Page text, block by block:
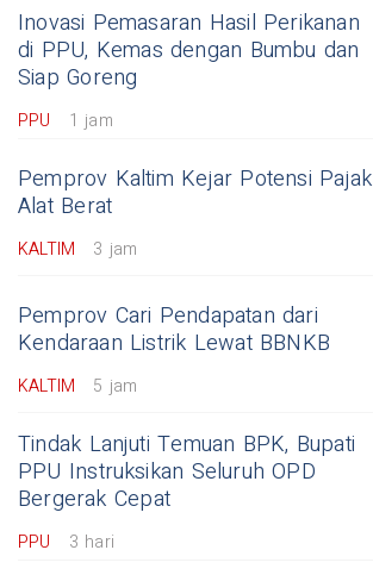
Inovasi Pemasaran Hasil Perikanan
di PPU, Kemas dengan Bumbu dan
Siap Goreng
PPU 1 jam
Pemprov Kaltim Kejar Potensi Pajak
Alat Berat
KALTIM 3 jam
Pemprov Cari Pendapatan dari
Kendaraan Listrik Lewat BBNKB
KALTIM 5 jam
Tindak Lanjuti Temuan BPK, Bupati
PPU Instruksikan Seluruh OPD
Bergerak Cepat
PPU 3 hari